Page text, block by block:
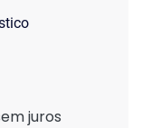
juros